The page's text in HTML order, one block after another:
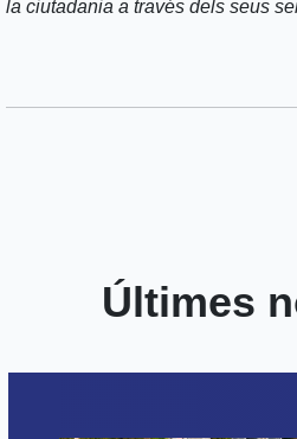
la ciutadania a través dels seus
Últimes